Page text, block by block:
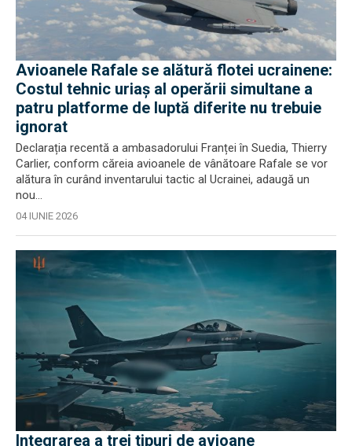
Avioanele Rafale se alătură flotei ucrainene:
Costul tehnic uriaș al operării simultane a
patru platforme de luptă diferite nu trebuie
ignorat
Declarația recentă a ambasadorului Franței în Suedia, Thierry
Carlier, conform căreia avioanele de vânătoare Rafale se vor
alătura în curând inventarului tactic al Ucrainei, adaugă un
nou...
04 IUNIE 2026
Integrarea a trei tipuri de avioane